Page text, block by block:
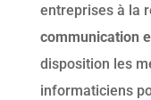
entreprises à la
communication
disposition les
informaticiens